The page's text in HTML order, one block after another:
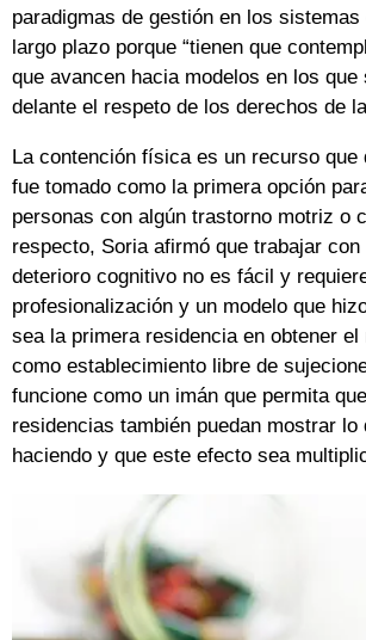
paradigmas de gestión en los
largo plazo porque “tienen que
que avancen hacia modelos en los que
delante el respeto de los derechos de
La contención física es un recurso que
fue tomado como la primera opción
personas con algún trastorno motriz o
respecto, Soria afirmó que trabajar
deterioro cognitivo no es fácil y
profesionalización y un modelo que
sea la primera residencia en obtener el
como establecimiento libre de
funcione como un imán que permita
residencias también puedan mostrar lo
haciendo y que este efecto sea